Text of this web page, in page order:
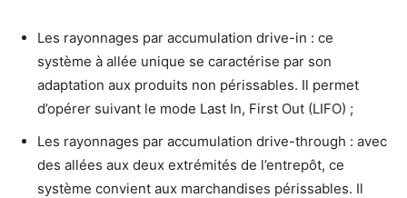
Les rayonnages par accumulation drive-in : ce
système à allée unique se caractérise par son
adaptation aux produits non périssables. Il permet
d’opérer suivant le mode Last In, First Out (LIFO) ;
Les rayonnages par accumulation drive-through : avec
des allées aux deux extrémités de l’entrepôt, ce
système convient aux marchandises périssables. Il